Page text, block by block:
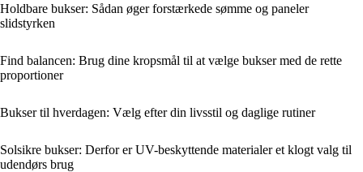
Holdbare bukser: Sådan øger forstærkede sømme og paneler
slidstyrken
Find balancen: Brug dine kropsmål til at vælge bukser med de rette
proportioner
Bukser til hverdagen: Vælg efter din livsstil og daglige rutiner
Solsikre bukser: Derfor er UV-beskyttende materialer et klogt valg til
udendørs brug